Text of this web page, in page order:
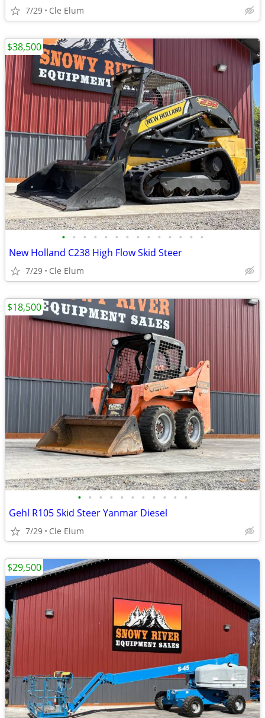
7/29 Cle Elum
• • • • • • • • • • • • • •
New Holland C238 High Flow Skid Steer
7/29 Cle Elum
$38,500
• • • • • • • • • • •
Gehl R105 Skid Steer Yanmar Diesel
7/29 Cle Elum
$18,500
$29,500